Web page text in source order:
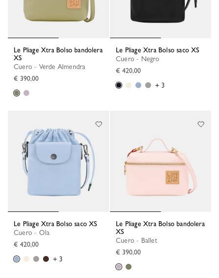
Le Pliage Xtra Bolso bandolera
XS
Cuero - Verde Almendra
€ 390,00
Le Pliage Xtra Bolso saco XS
Cuero - Negro
€ 420,00
+ 3
Le Pliage Xtra Bolso saco XS
Cuero - Ola
€ 420,00
+ 3
Le Pliage Xtra Bolso bandolera
XS
Cuero - Ballet
€ 390,00